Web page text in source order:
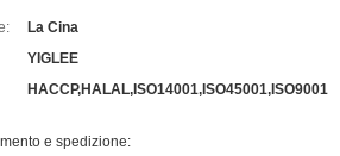
La Cina
YIGLEE
HACCP,HALAL,ISO14001,ISO45001,ISO9001
e spedizione: